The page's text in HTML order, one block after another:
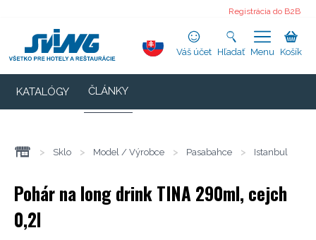
Registrácia do B2B
Váš účet Hľadať Menu Košík
KATALÓGY ČLÁNKY
> Sklo > Model / Výrobce > Pasabahce > Istanbul
Pohár na long drink TINA 290ml, cejch
0,2l